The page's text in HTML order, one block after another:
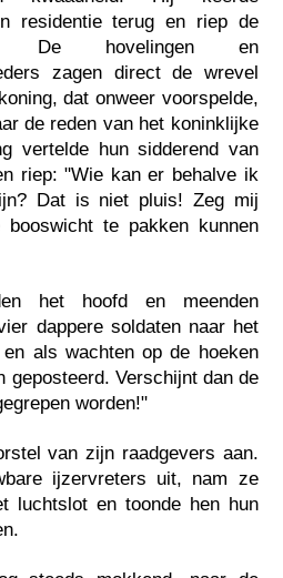
residentie terug en riep de
De hovelingen en
zagen direct de wrevel
dat onweer voorspelde,
de reden van het koninklijke
vertelde hun sidderend van
riep: "Wie kan er behalve ik
Dat is niet pluis! Zeg mij
te pakken kunnen
het hoofd en meenden
dappere soldaten naar het
als wachten op de hoeken
geposteerd. Verschijnt dan de
worden!"
van zijn raadgevers aan.
ijzervreters uit, nam ze
luchtslot en toonde hen hun